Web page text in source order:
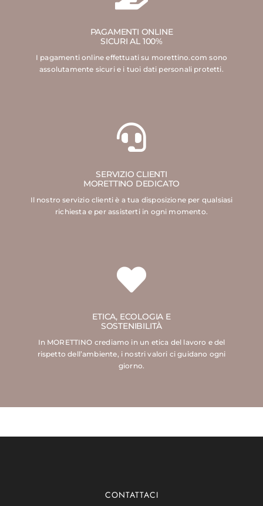
PAGAMENTI ONLINE
SICURI AL 100%
I pagamenti online effettuati su morettino.com sono
assolutamente sicuri e i tuoi dati personali protetti.
SERVIZIO CLIENTI
MORETTINO DEDICATO
Il nostro servizio clienti è a tua disposizione per qualsiasi
richiesta e per assisterti in ogni momento.
ETICA, ECOLOGIA E
SOSTENIBILITÀ
In MORETTINO crediamo in un etica del lavoro e del
rispetto dell’ambiente, i nostri valori ci guidano ogni
giorno.
CONTATTACI